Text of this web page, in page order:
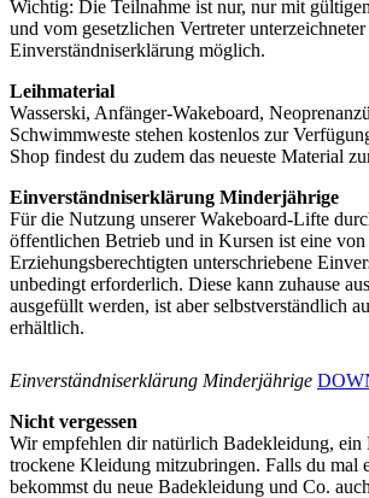
Wichtig: Die Teilnahme ist nur, nur mit
und vom gesetzlichen Vertreter unterzeichneter
Einverständniserklärung möglich.
Leihmaterial
Wasserski, Anfänger-Wakeboard,
Schwimmweste stehen kostenlos zur
Shop findest du zudem das neueste Material
Einverständniserklärung Minderjährige
Für die Nutzung unserer Wakeboard-Lifte
öffentlichen Betrieb und in Kursen ist eine von
Erziehungsberechtigten unterschriebene
unbedingt erforderlich. Diese kann zuhause
ausgefüllt werden, ist aber selbstverständlich
erhältlich.
Einverständniserklärung Minderjährige
Nicht vergessen
Wir empfehlen dir natürlich Badekleidung, ein
trockene Kleidung mitzubringen. Falls du mal
bekommst du neue Badekleidung und Co.